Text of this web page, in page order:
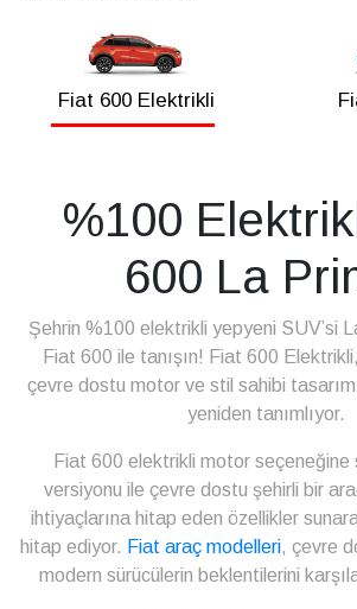
Fiat 600 Elektrikli
%100
600 La
Şehrin %100 elektrikli yepyeni SUV’si
Fiat 600 ile tanışın! Fiat 600
çevre dostu motor ve stil sahibi
yeniden tanımlıyor.
Fiat 600 elektrikli motor seçeneğine
versiyonu ile çevre dostu şehirli bir
ihtiyaçlarına hitap eden özellikler
hitap ediyor. Fiat araç modelleri, çevre
modern sürücülerin beklentilerini